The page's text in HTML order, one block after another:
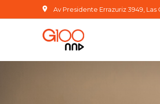
Av Presidente Errazuriz 3949, Las